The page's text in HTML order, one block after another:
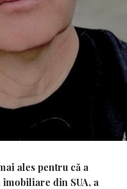
ales pentru că a
din SUA, a